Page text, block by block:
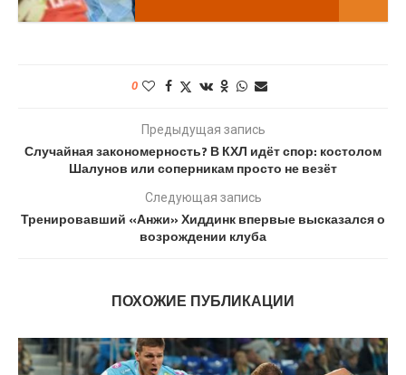
0
Предыдущая запись
Случайная закономерность? В КХЛ идёт спор: костолом
Шалунов или соперникам просто не везёт
Следующая запись
Тренировавший «Анжи» Хиддинк впервые высказался о
возрождении клуба
ПОХОЖИЕ ПУБЛИКАЦИИ